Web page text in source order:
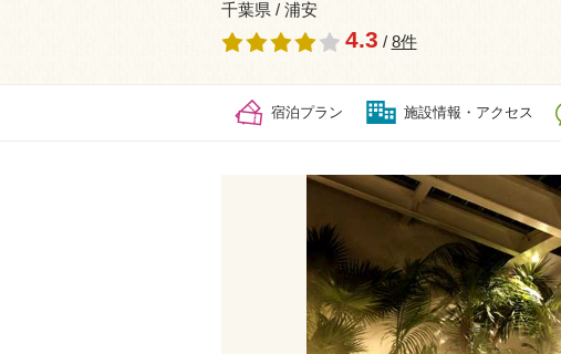
千葉県 / 浦安
4.3 / 8件
宿泊プラン 施設情報・アクセス